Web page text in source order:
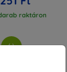
raktáron